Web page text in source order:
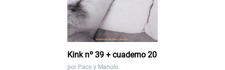
Kink nº 39 + cuaderno 20
por Paco y Manolo